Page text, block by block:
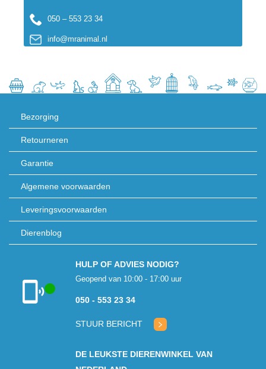
050 – 553 23 34
info@mranimal.nl
Bezorging
Retourneren
Garantie
Algemene voorwaarden
Leveringsvoorwaarden
Dierenblog
Klantenservice
HULP OF ADVIES NODIG?
Geopend van 10:00 - 17:00 uur
050 - 553 23 34
STUUR BERICHT
DE LEUKSTE DIERENWINKEL VAN